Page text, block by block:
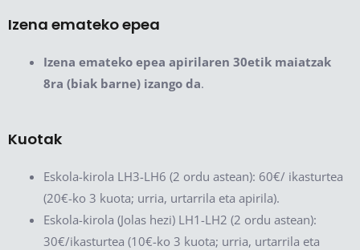
Izena emateko epea
Izena emateko epea apirilaren 30etik maiatzak
8ra (biak barne) izango da.
Kuotak
Eskola-kirola LH3-LH6 (2 ordu astean): 60€/ ikasturtea
(20€-ko 3 kuota; urria, urtarrila eta apirila).
Eskola-kirola (Jolas hezi) LH1-LH2 (2 ordu astean):
30€/ikasturtea (10€-ko 3 kuota; urria, urtarrila eta